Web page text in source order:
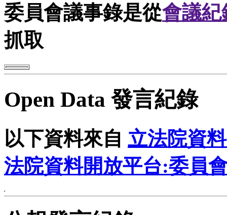
委員會議事錄是從會議紀
抓取
Open Data 發言紀錄
以下資料來自 立法院資
法院資料開放平台:委員